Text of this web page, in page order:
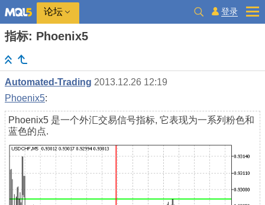
论坛 登录
指标: Phoenix5
Automated-Trading 2013.12.26 12:19
Phoenix5:
Phoenix5 是一个外汇交易信号指标, 它表现为一系列粉色和
蓝色的点.